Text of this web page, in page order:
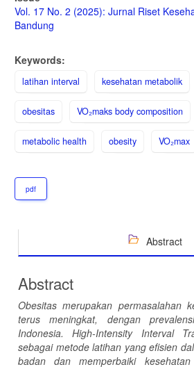
Sidebar
Vol. 17 No. 2 (2025): Jurnal Riset
Bandung
Keywords:
latihan interval kesehatan metabolik
obesitas VO₂maks body composition
metabolic health obesity VO₂max
pdf
Abstract
Abstract
Obesitas merupakan permasalahan
terus meningkat, dengan
Indonesia. High-Intensity Interval
sebagai metode latihan yang efisien
badan dan memperbaiki